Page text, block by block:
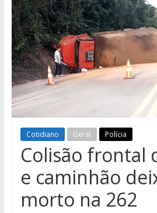
Região
Cotidiano Geral Polícia
Colisão frontal
e caminhão
morto na 262